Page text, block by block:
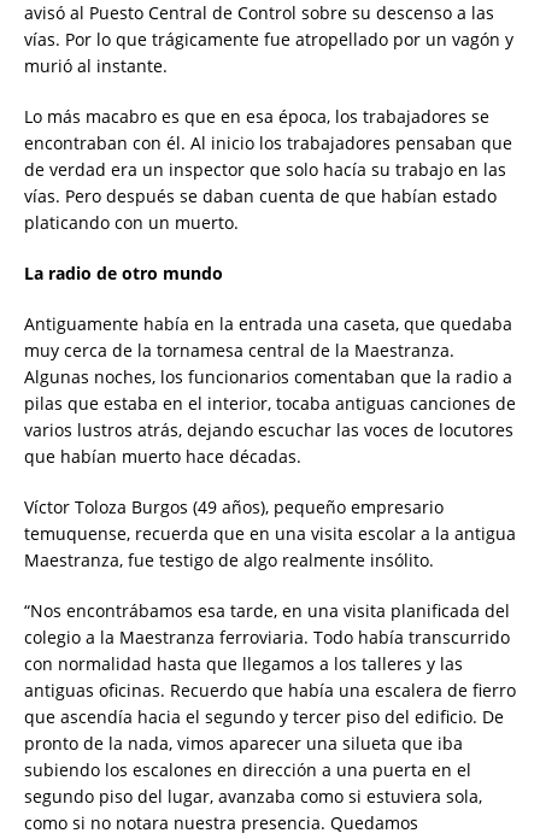
avisó al Puesto Central de Control sobre su descenso a las
vías. Por lo que trágicamente fue atropellado por un vagón y
murió al instante.
Lo más macabro es que en esa época, los trabajadores se
encontraban con él. Al inicio los trabajadores pensaban que
de verdad era un inspector que solo hacía su trabajo en las
vías. Pero después se daban cuenta de que habían estado
platicando con un muerto.
La radio de otro mundo
Antiguamente había en la entrada una caseta, que quedaba
muy cerca de la tornamesa central de la Maestranza.
Algunas noches, los funcionarios comentaban que la radio a
pilas que estaba en el interior, tocaba antiguas canciones de
varios lustros atrás, dejando escuchar las voces de locutores
que habían muerto hace décadas.
Víctor Toloza Burgos (49 años), pequeño empresario
temuquense, recuerda que en una visita escolar a la antigua
Maestranza, fue testigo de algo realmente insólito.
“Nos encontrábamos esa tarde, en una visita planificada del
colegio a la Maestranza ferroviaria. Todo había transcurrido
con normalidad hasta que llegamos a los talleres y las
antiguas oficinas. Recuerdo que había una escalera de fierro
que ascendía hacia el segundo y tercer piso del edificio. De
pronto de la nada, vimos aparecer una silueta que iba
subiendo los escalones en dirección a una puerta en el
segundo piso del lugar, avanzaba como si estuviera sola,
como si no notara nuestra presencia. Quedamos